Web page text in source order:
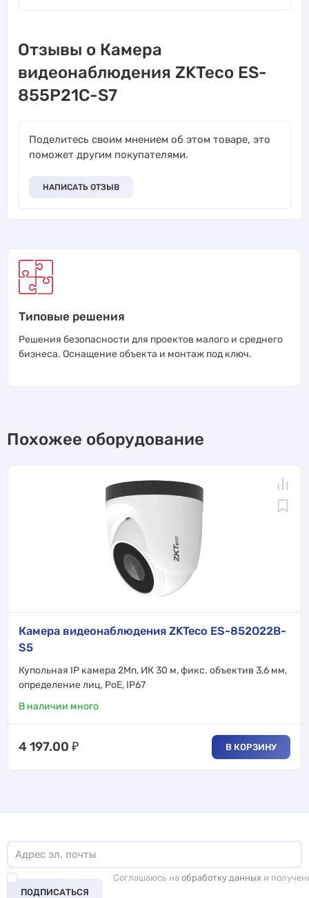
Отзывы о Камера
видеонаблюдения ZKTeco ES-
855P21C-S7
Поделитесь своим мнением об этом товаре, это
поможет другим покупателями.
НАПИСАТЬ ОТЗЫВ
Типовые решения
Решения безопасности для проектов малого и среднего
бизнеса. Оснащение объекта и монтаж под ключ.
Похожее оборудование
Камера видеонаблюдения ZKTeco ES-852O22B-
S5
Купольная IP камера 2Мп, ИК 30 м, фикс. объектив 3,6 мм,
определение лиц, PoE, IP67
В наличии много
4 197.00 ₽ В КОРЗИНУ
ПОДПИСАТЬСЯ
Соглашаюсь на обработку данных и